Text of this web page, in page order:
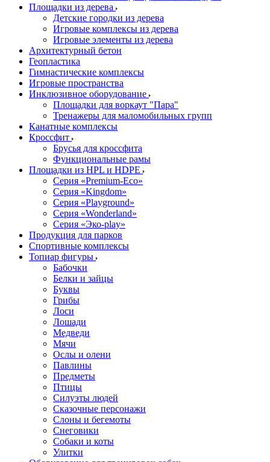
Площадки из дерева
Детские городки из дерева
Игровые комплексы из дерева
Игровые элементы из дерева
Архитектурный бетон
Геопластика
Гимнастические комплексы
Игровые пространства
Инклюзивное оборудование
Площадки для воркаут "Пара"
Тренажеры для маломобильных групп
Канатные комплексы
Кроссфит
Брусья для кроссфита
Функциональные рамы
Площадки из HPL и HDPE
Серия «Premium-Eco»
Серия «Kingdom»
Серия «Playground»
Серия «Wonderland»
Серия «Эко-play»
Продукция для парков
Спортивные комплексы
Топиар фигуры
Бабочки
Белки и зайцы
Буквы
Грибы
Лоси
Лошади
Медведи
Мячи
Ослы и олени
Павлины
Предметы
Птицы
Силуэты людей
Сказочные персонажи
Слоны и бегемоты
Снеговики
Собаки и коты
Улитки